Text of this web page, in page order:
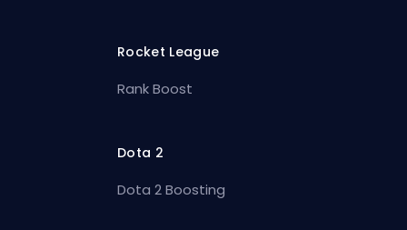
Rocket League
Rank Boost
Dota 2
Dota 2 Boosting